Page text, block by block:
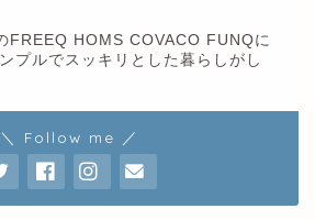
FREEQ HOMS COVACO FUNQに
プルでスッキリとした暮らしがし
＼ Follow me ／